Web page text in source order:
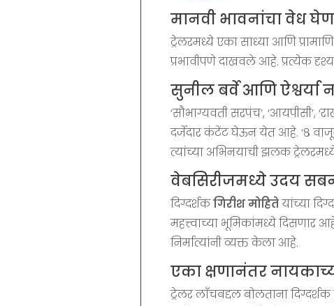
मानवी भावनांचा वेध
ट्रेलरमध्ये एका साध्या आणि
प्रभावीपणे दाखवले आहे. प्रत्येक
सुनील बर्वे आणि
‘सौभाग्यवती सरपंच’, ‘आयपीसी’,
दर्जेदार कंटेंट घेऊन येत आहे. ‘८
त्यांच्या अभिनयाची झलक
वेबसिरीजमध्ये उदय
दिग्दर्शकगिरीश मोहितेयांच्या
महत्त्वाच्या भूमिकांमध्ये दिसणार
निर्मात्यांनी व्यक्त केला आहे.
एका क्षणानंतर
ट्रेलर लाँचबद्दल बोलताना